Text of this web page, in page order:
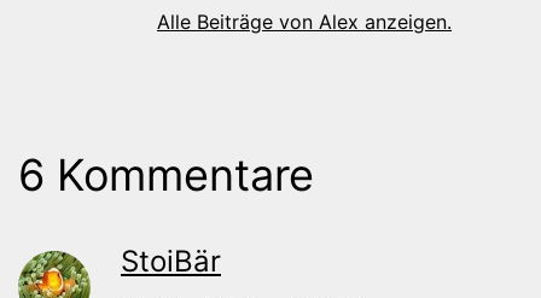
Alle Beiträge von Alex anzeigen.
6 Kommentare
StoiBär